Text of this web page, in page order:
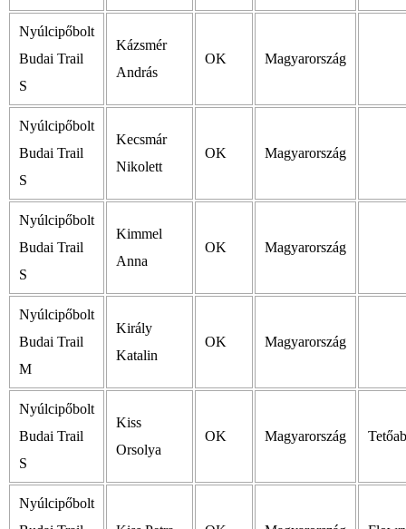
Nyúlcipőbolt
Budai Trail
S
Kázsmér
András
OK Magyarország
Nyúlcipőbolt
Budai Trail
S
Kecsmár
Nikolett
OK Magyarország
Nyúlcipőbolt
Budai Trail
S
Kimmel
Anna
OK Magyarország
Nyúlcipőbolt
Budai Trail
M
Király
Katalin
OK Magyarország
Nyúlcipőbolt
Budai Trail
S
Kiss
Orsolya
OK Magyarország
Nyúlcipőbolt